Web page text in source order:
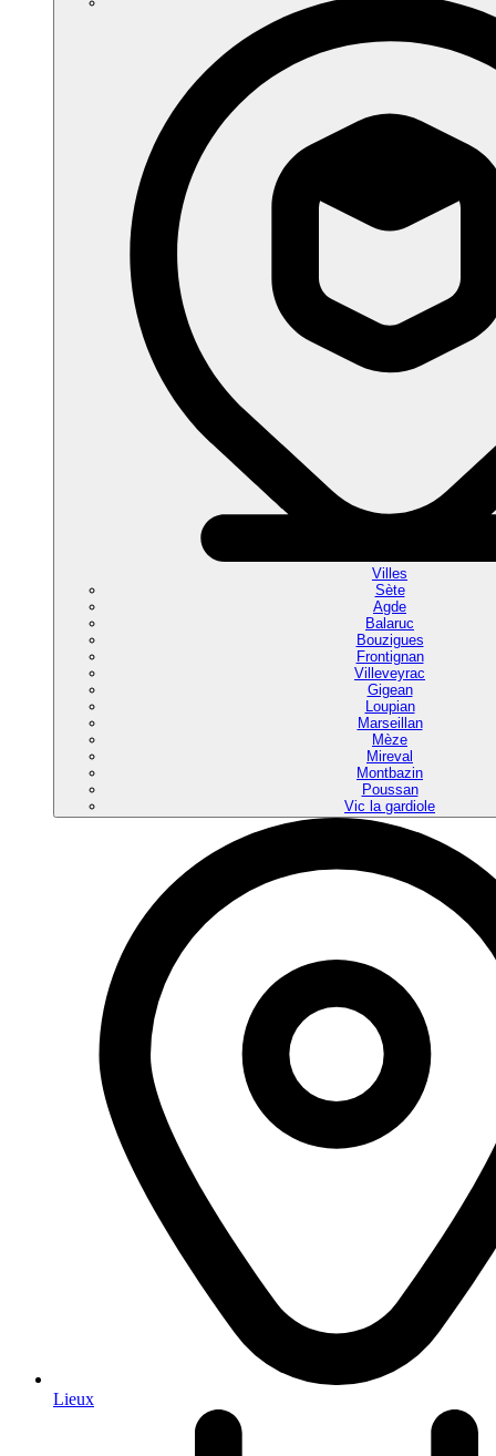
Villes
Sète
Agde
Balaruc
Bouzigues
Frontignan
Villeveyrac
Gigean
Loupian
Marseillan
Mèze
Mireval
Montbazin
Poussan
Vic la gardiole
Lieux